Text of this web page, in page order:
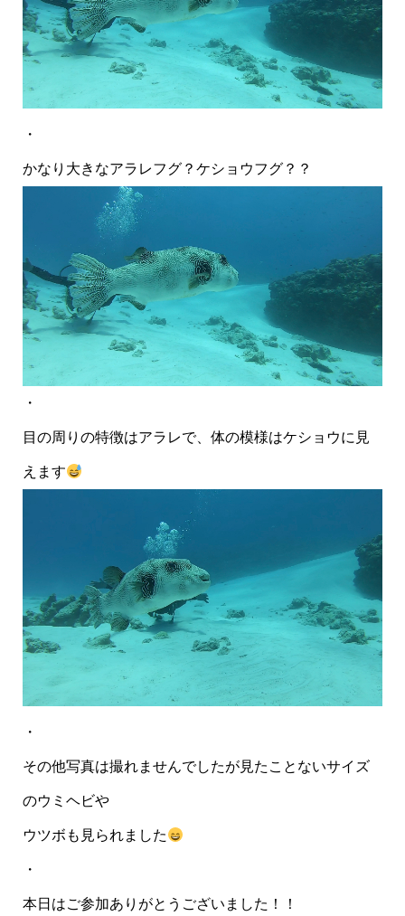
・
かなり大きなアラレフグ？ケショウフグ？？
・
目の周りの特徴はアラレで、体の模様はケショウに見
えます
・
その他写真は撮れませんでしたが見たことないサイズ
のウミヘビや
ウツボも見られました
・
本日はご参加ありがとうございました！！